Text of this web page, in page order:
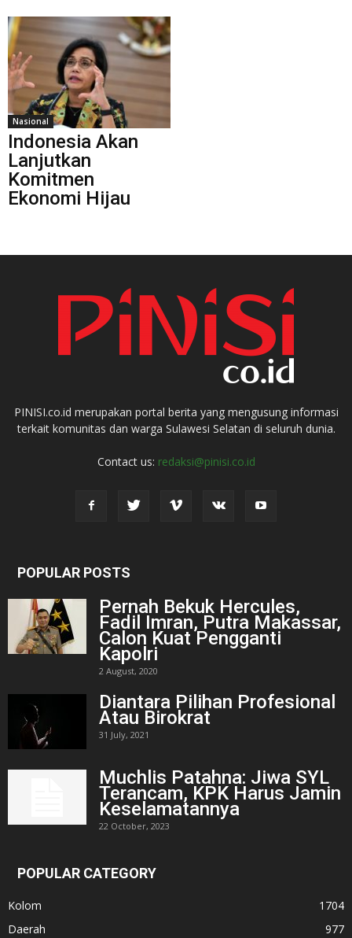
Nasional
Indonesia Akan
Lanjutkan
Komitmen
Ekonomi Hijau
PINISI.co.id merupakan portal berita yang mengusung informasi
terkait komunitas dan warga Sulawesi Selatan di seluruh dunia.
Contact us: redaksi@pinisi.co.id
POPULAR POSTS
Pernah Bekuk Hercules,
Fadil Imran, Putra Makassar,
Calon Kuat Pengganti
Kapolri
2 August, 2020
Diantara Pilihan Profesional
Atau Birokrat
31 July, 2021
Muchlis Patahna: Jiwa SYL
Terancam, KPK Harus Jamin
Keselamatannya
22 October, 2023
POPULAR CATEGORY
Kolom
1704
Daerah
977